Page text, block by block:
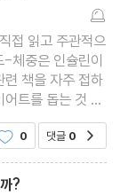
접 읽고 주관적으
체중은 인슐린이
책을 자주 접하
트를 돕는 것 같
증가의 원인을
습니다. 무엇보
비유를 들어 설명
0 댓글 0
?